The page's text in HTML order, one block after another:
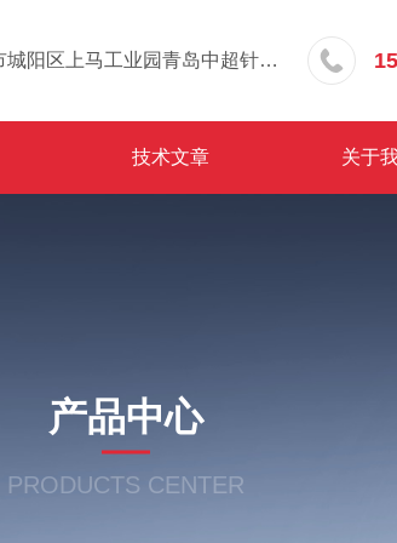
山东省青岛市城阳区上马工业园青岛中超针织有限公司院内东办公楼三层
技术文章 关于
产品中心
PRODUCTS CENTER